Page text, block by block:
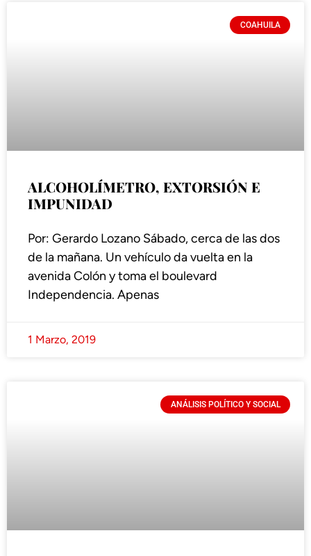
COAHUILA
ALCOHOLÍMETRO, EXTORSIÓN E
IMPUNIDAD
Por: Gerardo Lozano Sábado, cerca de las dos
de la mañana. Un vehículo da vuelta en la
avenida Colón y toma el boulevard
Independencia. Apenas
1 Marzo, 2019
ANÁLISIS POLÍTICO Y SOCIAL